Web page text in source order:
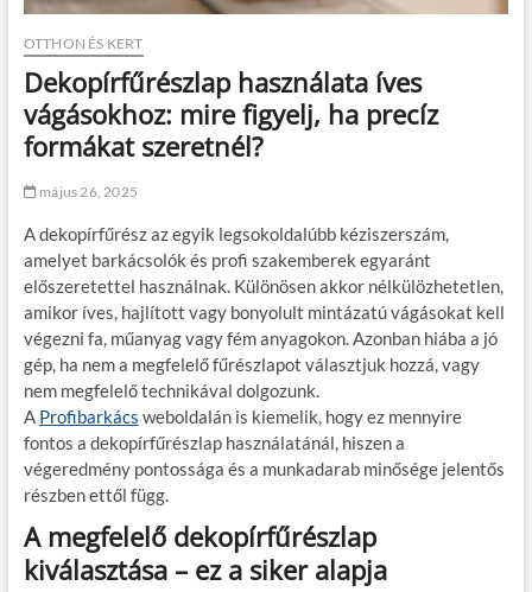
OTTHON ÉS KERT
Dekopírfűrészlap használata íves
vágásokhoz: mire figyelj, ha precíz
formákat szeretnél?
május 26, 2025
A dekopírfűrész az egyik legsokoldalúbb kéziszerszám,
amelyet barkácsolók és profi szakemberek egyaránt
előszeretettel használnak. Különösen akkor nélkülözhetetlen,
amikor íves, hajlított vagy bonyolult mintázatú vágásokat kell
végezni fa, műanyag vagy fém anyagokon. Azonban hiába a jó
gép, ha nem a megfelelő fűrészlapot választjuk hozzá, vagy
nem megfelelő technikával dolgozunk.
A Profibarkács weboldalán is kiemelik, hogy ez mennyire
fontos a dekopírfűrészlap használatánál, hiszen a
végeredmény pontossága és a munkadarab minősége jelentős
részben ettől függ.
A megfelelő dekopírfűrészlap
kiválasztása – ez a siker alapja